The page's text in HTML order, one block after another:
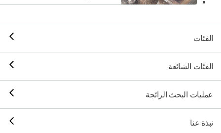
الفئات
الفئات الشائعة
عمليات البحث الرائجة
نبذة عنا